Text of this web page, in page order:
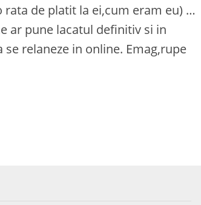
rata de platit la ei,cum eram eu) …
ar pune lacatul definitiv si in
relaneze in online. Emag,rupe